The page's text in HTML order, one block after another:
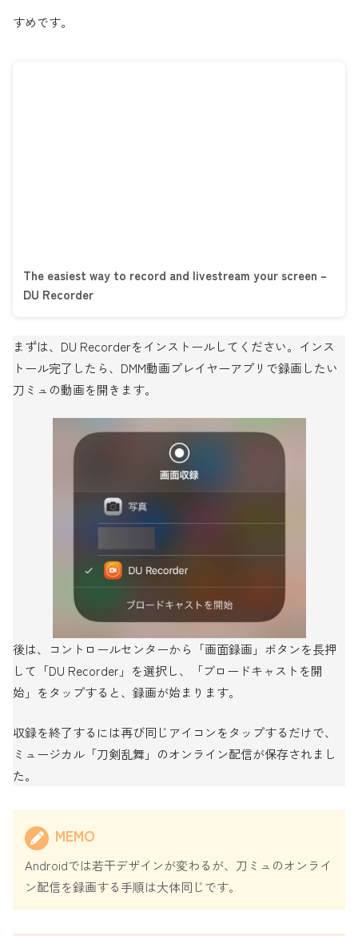
すめです。
The easiest way to record and livestream your screen –
DU Recorder
まずは、DU Recorderをインストールしてください。インス
トール完了したら、DMM動画プレイヤーアプリで録画したい
刀ミュの動画を開きます。
後は、コントロールセンターから「画面録画」ボタンを長押
して「DU Recorder」を選択し、「ブロードキャストを開
始」をタップすると、録画が始まります。
収録を終了するには再び同じアイコンをタップするだけで、
ミュージカル「刀剣乱舞」のオンライン配信が保存されまし
た。
MEMO
Androidでは若干デザインが変わるが、刀ミュのオンライ
ン配信を録画する手順は大体同じです。